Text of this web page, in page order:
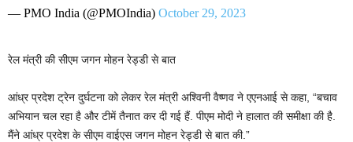
— PMO India (@PMOIndia) October 29, 2023
रेल मंत्री की सीएम जगन मोहन रेड्डी से बात
आंध्र प्रदेश ट्रेन दुर्घटना को लेकर रेल मंत्री अश्विनी वैष्णव ने एएनआई से कहा, “बचाव
अभियान चल रहा है और टीमें तैनात कर दी गई हैं. पीएम मोदी ने हालात की समीक्षा की है.
मैंने आंध्र प्रदेश के सीएम वाईएस जगन मोहन रेड्डी से बात की.”